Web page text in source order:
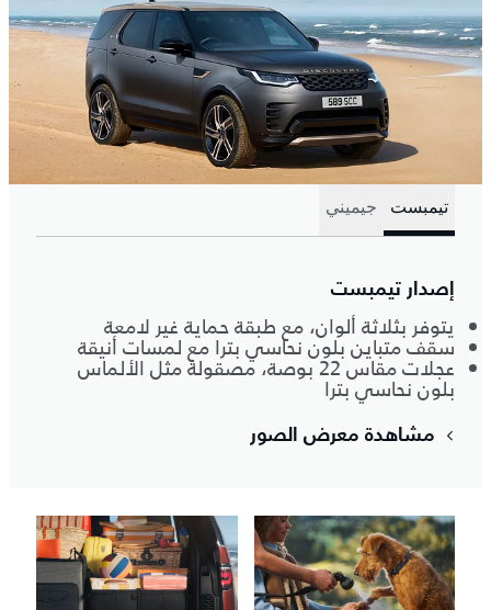
تيمبست جيميني
إصدار تيمبست
يتوفر بثلاثة ألوان، مع طبقة حماية غير لامعة
سقف متباين بلون نحاسي بترا مع لمسات أنيقة
عجلات مقاس 22 بوصة، مصقولة مثل الألماس
بلون نحاسي بترا
مشاهدة معرض الصور